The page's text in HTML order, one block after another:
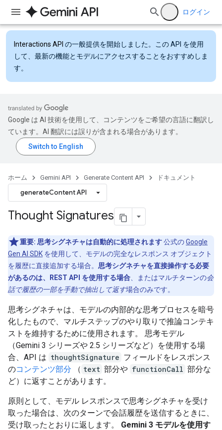
ログイン
Interactions API の一般提供を開始しました。この API を使用
して、最新の機能とモデルにアクセスすることをおすすめしま
す。
Google は AI 技術を使用して、コンテンツをご希望の言語に翻訳し
ています。AI 翻訳には誤りが含まれる場合があります。
ホーム Gemini API Generate Content API ドキュメント
generateContent API
Thought Signatures
重要: 思考シグネチャは自動的に処理されます公式のGoogle
Gen AI SDK を使用して、モデルの完全なレスポンス オブジェクト
を履歴に直接追加する場合。 思考シグネチャを直接操作する必要
があるのは、REST API を使用する場合 、またはマルチターンの会
話で履歴の一部を手動で抽出して返す場合のみです。
思考シグネチャは、モデルの内部的な思考プロセスを暗号
化したもので、マルチステップのやり取りで推論コンテキ
ストを維持するために使用されます。 思考モデル
（Gemini 3 シリーズや 2.5 シリーズなど）を使用する場
合、API は thoughtSignature フィールドをレスポンス
のコンテンツ部分 （ text 部分や functionCall 部分な
ど）に返すことがあります。
原則として、モデル レスポンスで思考シグネチャを受け
取った場合は、次のターンで会話履歴を送信するときに、
受け取ったとおりに返します。 Gemini 3 モデルを使用す